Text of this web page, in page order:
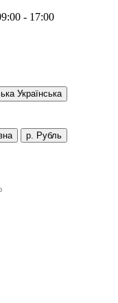
- 17:00
Українська
р. Рубль